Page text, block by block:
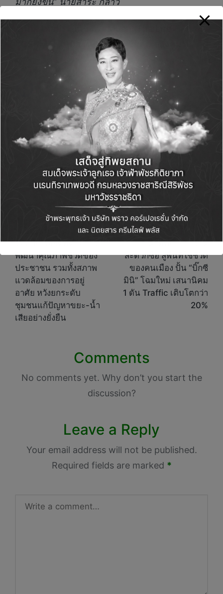
#CSRMTL #เมืองไทยประกันชีวิตเพื่อสังคม
Green Life+
View All Posts
Post
navigation
“นิกร” รมว.พม.ลงพื้นที่
ร่มเกล้า เพื่อติดตามการ
พัฒนาคุณภาพชีวิตของ
ประชาชน รวมทั้งสภาพ
แวดล้อมของการอยู่
อาศัย หวังยกระดับ
ชุมชนแก้ปัญหาขยะ-น้ำ
เสียอย่างยั่งยืน
บิ๊กซี พลิกโฉมค้าปลีก
ขนาดเล็ก จากร้าน
สะดวกซื้อ สู่พื้นที่ใช้ชีวิต
ของคนเมือง ปั้น “บิ๊กซี
มินิ” โฉมใหม่ เสนานิคม
1 ดัน Traffic เติบโตกว่า
20%
Comments
No comments yet. Why don’t you start the
discussion?
Leave a Reply
Your email address will not be published.
Required fields are marked *